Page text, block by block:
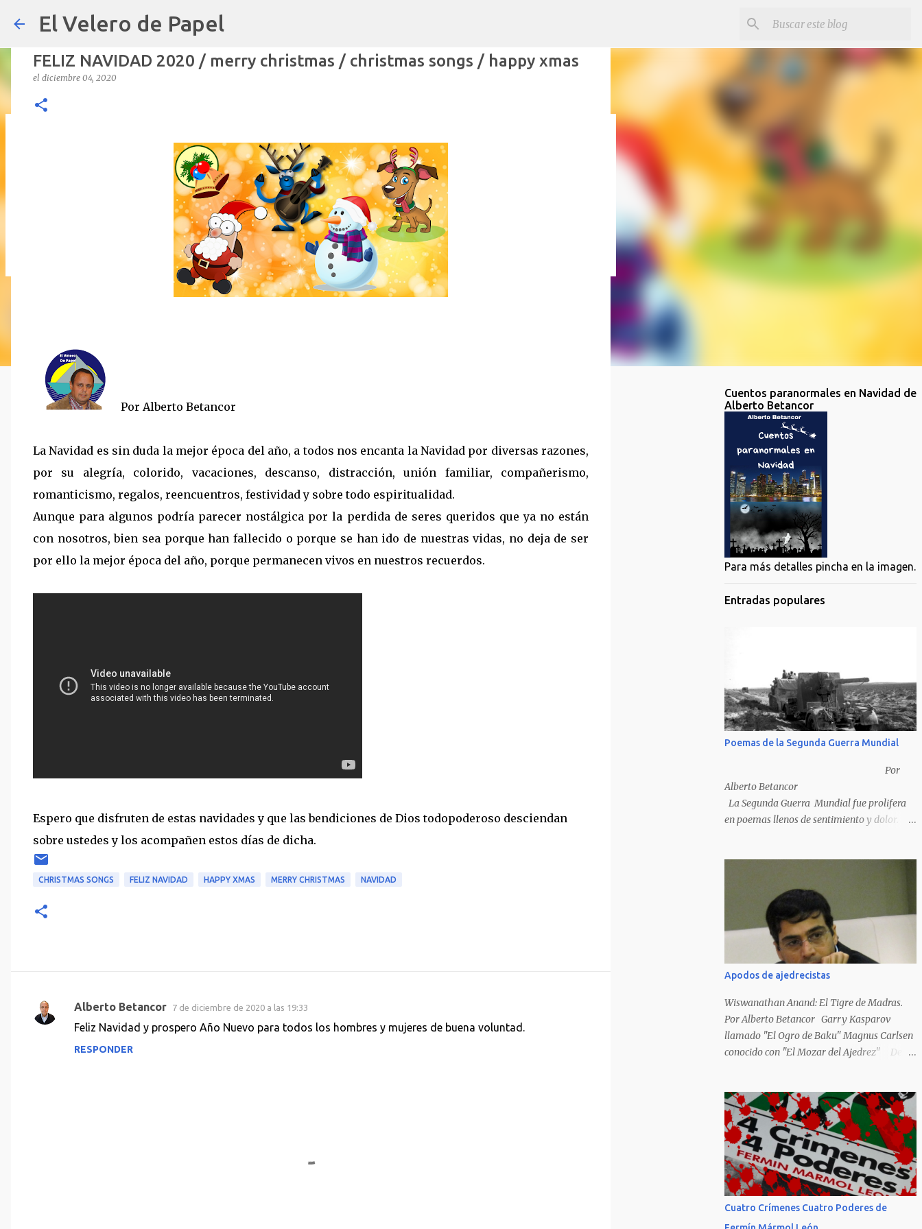
El Velero de Papel
POLÍTICAS PÚBLICAS y POBREZA POR ARTURO MOLINA
ARTURO-MOLINA OPINIÓN POLÍTICAS PÚBLICAS Y POBREZA
FELIZ NAVIDAD 2020 / merry christmas / christmas songs / happy xmas
el diciembre 04, 2020
Por Alberto Betancor
La Navidad es sin duda la mejor época del año, a todos nos encanta la Navidad por diversas razones,
por su alegría, colorido, vacaciones, descanso, distracción, unión familiar, compañerismo,
romanticismo, regalos, reencuentros, festividad y sobre todo espiritualidad.
Aunque para algunos podría parecer nostálgica por la perdida de seres queridos que ya no están
con nosotros, bien sea porque han fallecido o porque se han ido de nuestras vidas, no deja de ser
por ello la mejor época del año, porque permanecen vivos en nuestros recuerdos.
Espero que disfruten de estas navidades y que las bendiciones de Dios todopoderoso desciendan
sobre ustedes y los acompañen estos días de dicha.
CHRISTMAS SONGS FELIZ NAVIDAD HAPPY XMAS MERRY CHRISTMAS NAVIDAD
C
Alberto Betancor 7 de diciembre de 2020 a las 19:33
Feliz Navidad y prospero Año Nuevo para todos los hombres y mujeres de buena voluntad.
RESPONDER
Cuentos paranormales en Navidad de
Alberto Betancor
Para más detalles pincha en la imagen.
Entradas populares
Poemas de la Segunda Guerra Mundial
Por
Alberto Betancor
La Segunda Guerra Mundial fue prolifera
en poemas llenos de sentimiento y dolor.
en muchos casos destruidos por las llamas
del fuego como sucedió con los generales y
poetas japoneses Masaharu Homma y
Hideky Tojo. Mejor suerte no corrieron los
poetas alemanes, italianos o los franceses
que acariciaron la causa nacional socialista,
sus nombres con sus escritos de...
Apodos de ajedrecistas
Wiswanathan Anand: El Tigre de Madras.
Por Alberto Betancor Garry Kasparov
llamado "El Ogro de Baku" Magnus Carlsen
conocido con "El Mozar del Ajedrez" Desde
colocar apodos, motes, alias,sobrenombres,
seudónimos, apelativos y remoquetes. El
juego ciencia no escapa de esto y hemos
tenido una serie de apodos para las estrellas
del ajedrez, en algunos casos muy
originales. Aquí les dejo una breve lista con
algunos de los nombres de los más
Cuatro Crímenes Cuatro Poderes de